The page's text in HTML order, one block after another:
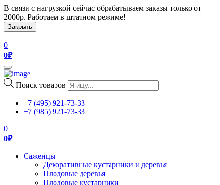
В связи с нагрузкой сейчас обрабатываем заказы только от
2000р. Работаем в штатном режиме!
Закрыть
0
0₽
Toggle
navigation
Поиск товаров
+7 (495) 921-73-33
+7 (985) 921-73-33
0
0₽
Саженцы
Декоративные кустарники и деревья
Плодовые деревья
Плодовые кустарники